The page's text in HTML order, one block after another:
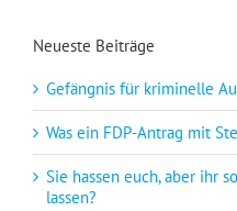
Neueste Beiträge
Gefängnis für kriminelle
Was ein FDP-Antrag mit
Sie hassen euch, aber ihr
lassen?